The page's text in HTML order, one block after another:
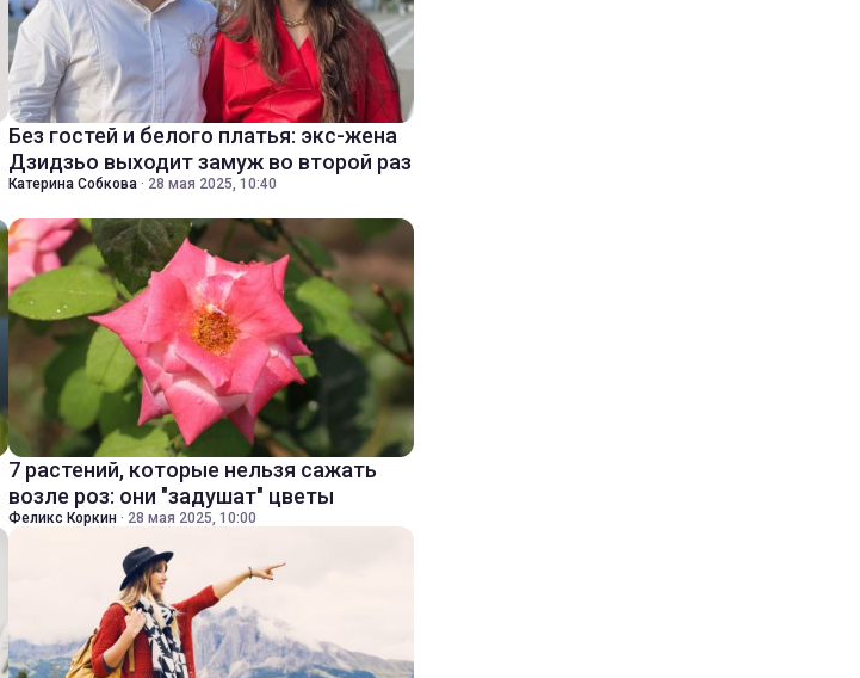
Без гостей и белого платья: экс-жена
Дзидзьо выходит замуж во второй раз
Катерина Собкова · 28 мая 2025, 10:40
7 растений, которые нельзя сажать
возле роз: они "задушат" цветы
Феликс Коркин · 28 мая 2025, 10:00